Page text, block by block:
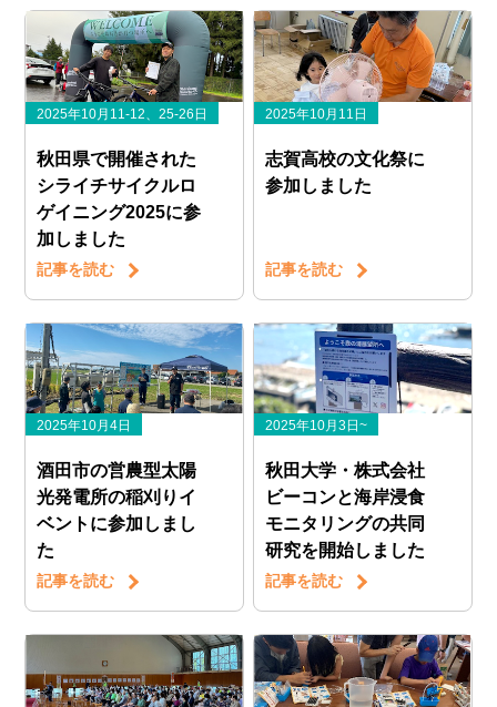
2025年10月11-12、25-26日
秋田県で開催された
シライチサイクルロ
ゲイニング2025に参
加しました
記事を読む
2025年10月11日
志賀高校の文化祭に
参加しました
記事を読む
2025年10月4日
酒田市の営農型太陽
光発電所の稲刈りイ
ベントに参加しまし
た
記事を読む
2025年10月3日~
秋田大学・株式会社
ビーコンと海岸浸食
モニタリングの共同
研究を開始しました
記事を読む